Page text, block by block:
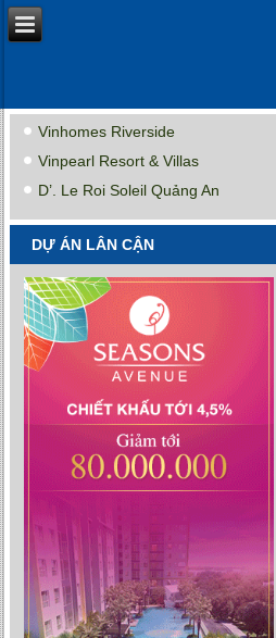
Vinhomes Riverside
Vinpearl Resort & Villas
D’. Le Roi Soleil Quảng An
DỰ ÁN LÂN CẬN